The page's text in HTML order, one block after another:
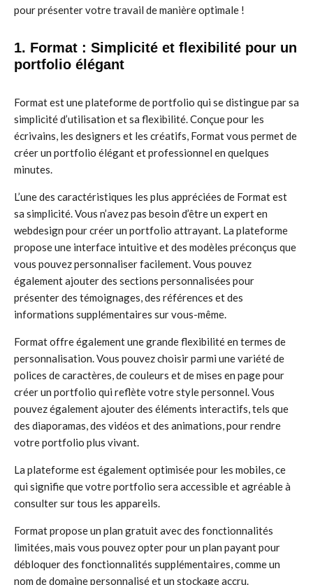
pour présenter votre travail de manière optimale !
1. Format : Simplicité et flexibilité pour un
portfolio élégant
Format est une plateforme de portfolio qui se distingue par sa
simplicité d’utilisation et sa flexibilité. Conçue pour les
écrivains, les designers et les créatifs, Format vous permet de
créer un portfolio élégant et professionnel en quelques
minutes.
L’une des caractéristiques les plus appréciées de Format est
sa simplicité. Vous n’avez pas besoin d’être un expert en
webdesign pour créer un portfolio attrayant. La plateforme
propose une interface intuitive et des modèles préconçus que
vous pouvez personnaliser facilement. Vous pouvez
également ajouter des sections personnalisées pour
présenter des témoignages, des références et des
informations supplémentaires sur vous-même.
Format offre également une grande flexibilité en termes de
personnalisation. Vous pouvez choisir parmi une variété de
polices de caractères, de couleurs et de mises en page pour
créer un portfolio qui reflète votre style personnel. Vous
pouvez également ajouter des éléments interactifs, tels que
des diaporamas, des vidéos et des animations, pour rendre
votre portfolio plus vivant.
La plateforme est également optimisée pour les mobiles, ce
qui signifie que votre portfolio sera accessible et agréable à
consulter sur tous les appareils.
Format propose un plan gratuit avec des fonctionnalités
limitées, mais vous pouvez opter pour un plan payant pour
débloquer des fonctionnalités supplémentaires, comme un
nom de domaine personnalisé et un stockage accru.